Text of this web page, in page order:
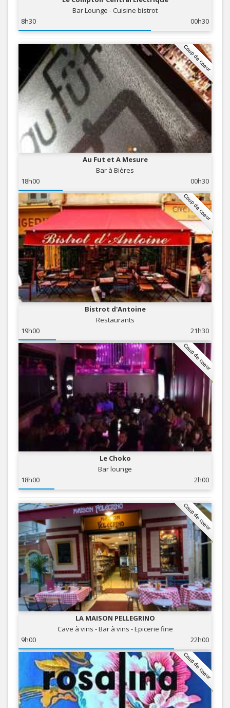
Bar Lounge - Cuisine bistrot
8h30
00h30
Coup de coeur
Au Fut et A Mesure
Bar à Bières
18h00
00h30
Coup de coeur
Bistrot d'Antoine
Restaurants
19h00
21h30
Coup de coeur
Le Choko
Bar lounge
18h00
2h00
Coup de coeur
LA MAISON PELLEGRINO
Cave à vins - Bar à vins - Epicerie fine
9h00
22h00
Coup de coeur